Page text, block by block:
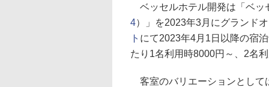
ベッセルホテル開発は「ベッ
4）」を2023年3月にグランド
ト にて2023年4月1日以降の宿
たり1名利用時8000円～、2名
客室のバリエーションとして